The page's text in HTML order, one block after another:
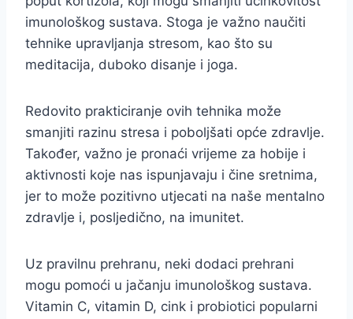
imunološkog sustava. Stoga je važno naučiti
tehnike upravljanja stresom, kao što su
meditacija, duboko disanje i joga.
Redovito prakticiranje ovih tehnika može
smanjiti razinu stresa i poboljšati opće zdravlje.
Također, važno je pronaći vrijeme za hobije i
aktivnosti koje nas ispunjavaju i čine sretnima,
jer to može pozitivno utjecati na naše mentalno
zdravlje i, posljedično, na imunitet.
Uz pravilnu prehranu, neki dodaci prehrani
mogu pomoći u jačanju imunološkog sustava.
Vitamin C, vitamin D, cink i probiotici popularni